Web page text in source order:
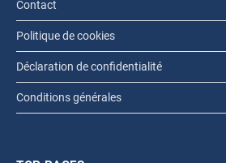
Contact
Politique de cookies
Déclaration de confidentialité
Conditions générales